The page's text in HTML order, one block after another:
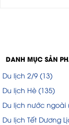
DANH MỤC SẢN
Du lịch 2/9 (13)
Du lịch Hè (135)
Du lịch nước ngoài
Du lịch Tết Dương